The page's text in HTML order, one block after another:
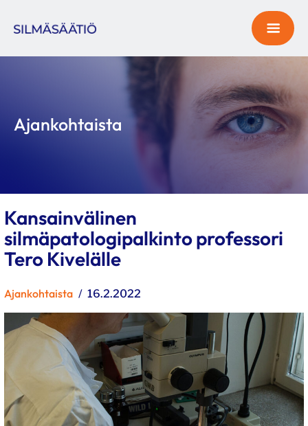
Ajankohtaista
Kansainvälinen
silmäpatologipalkinto professori
Tero Kivelälle
Kategoriat
Ajankohtaista Julkaistu
16.2.2022